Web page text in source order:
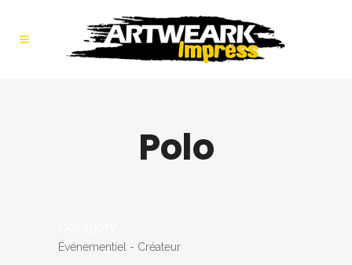
Polo
Événementiel - Créateur